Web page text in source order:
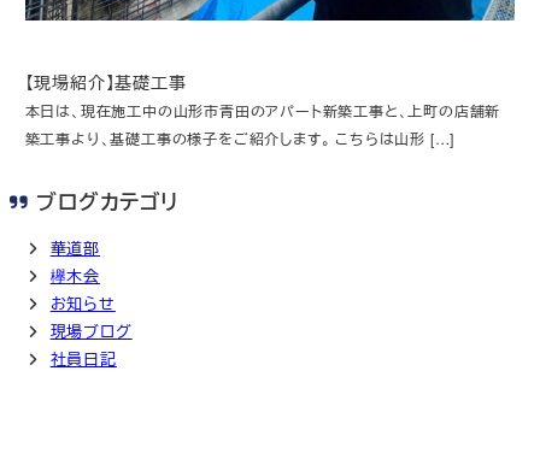
【現場紹介】基礎工事
本日は、現在施工中の山形市青田のアパート新築工事と、上町の店舗新
築工事より、基礎工事の様子をご紹介します。 こちらは山形 […]
ブログカテゴリ
華道部
欅木会
お知らせ
現場ブログ
社員日記